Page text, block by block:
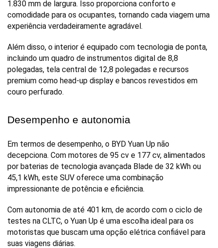
1.830 mm de largura. Isso proporciona conforto e
comodidade para os ocupantes, tornando cada viagem uma
experiência verdadeiramente agradável.
Além disso, o interior é equipado com tecnologia de ponta,
incluindo um quadro de instrumentos digital de 8,8
polegadas, tela central de 12,8 polegadas e recursos
premium como head-up display e bancos revestidos em
couro perfurado.
Desempenho e autonomia
Em termos de desempenho, o BYD Yuan Up não
decepciona. Com motores de 95 cv e 177 cv, alimentados
por baterias de tecnologia avançada Blade de 32 kWh ou
45,1 kWh, este SUV oferece uma combinação
impressionante de potência e eficiência.
Com autonomia de até 401 km, de acordo com o ciclo de
testes na CLTC, o Yuan Up é uma escolha ideal para os
motoristas que buscam uma opção elétrica confiável para
suas viagens diárias.